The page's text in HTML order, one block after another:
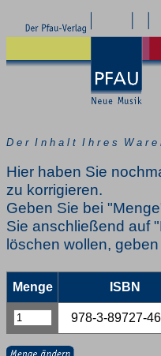
D e r I n h a l t I h r e s W a r e
Hier haben Sie
zu korrigieren.
Geben Sie bei
Sie anschließend auf
löschen wollen,
Menge ISBN
978-3-89727-